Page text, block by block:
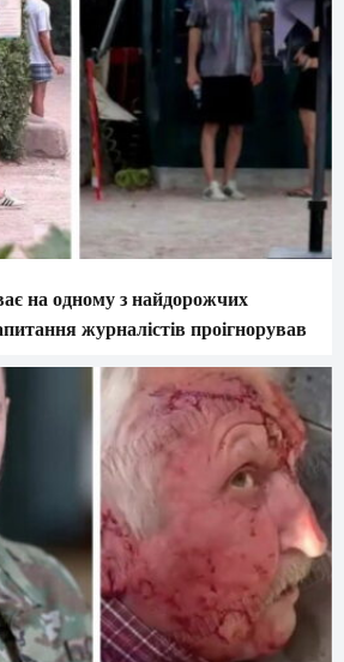
на одному з найдорожчих
журналістів проігнорував